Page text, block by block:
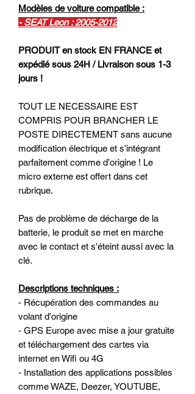
Modèles de voiture compatible :
- SEAT Leon : 2005-2012
PRODUIT en stock EN FRANCE et
expédié sous 24H / Livraison sous 1-3
jours !
TOUT LE NECESSAIRE EST
COMPRIS POUR BRANCHER LE
POSTE DIRECTEMENT sans aucune
modification électrique et s’intégrant
parfaitement comme d’origine ! Le
micro externe est offert dans cet
rubrique.
Pas de problème de décharge de la
batterie, le produit se met en marche
avec le contact et s'éteint aussi avec la
clé.
Descriptions techniques :
- Récupération des commandes au
volant d’origine
- GPS Europe avec mise a jour gratuite
et téléchargement des cartes via
internet en Wifi ou 4G
- Installation des applications possibles
comme WAZE, Deezer, YOUTUBE,